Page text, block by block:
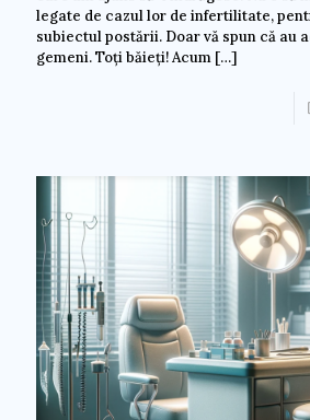
legate de cazul lor de infertilitate,
subiectul postării. Doar vă spun că au
gemeni. Toți băieți! Acum […]